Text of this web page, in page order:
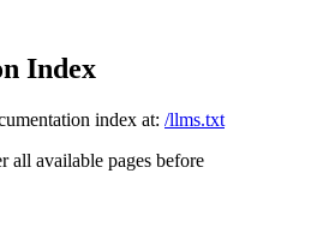
Index
index at: /llms.txt
all available pages before